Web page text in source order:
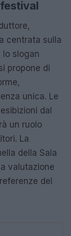
centrata sulla
lo slogan
propone di
unica. Le
dal
un ruolo
La
della Sala
valutazione
del